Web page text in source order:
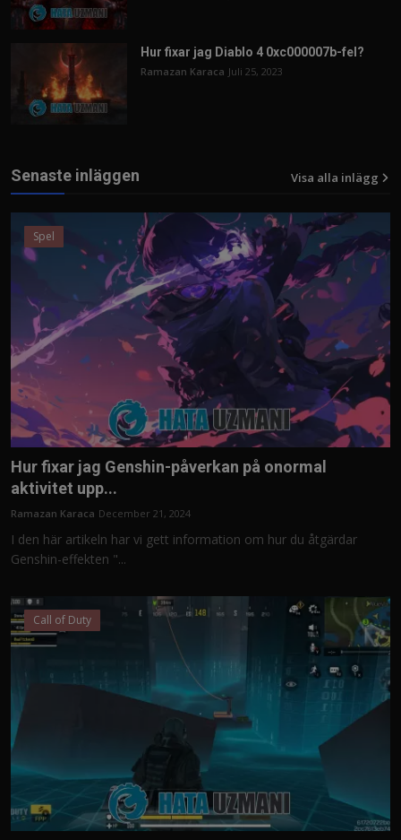
Hur fixar jag Diablo 4 0xc000007b-fel?
Ramazan Karaca Juli 25, 2023
Senaste inläggen Visa alla inlägg
Spel
Hur fixar jag Genshin-påverkan på onormal
aktivitet upp...
Ramazan Karaca December 21, 2024
I den här artikeln har vi gett information om hur du åtgärdar
Genshin-effekten "...
Call of Duty